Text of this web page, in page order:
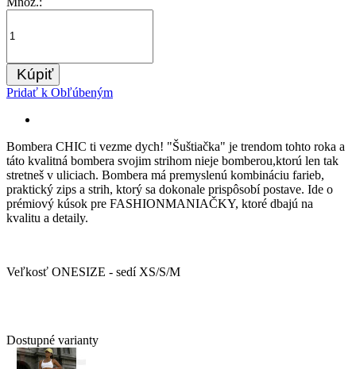
Kúpiť
Pridať k Obľúbeným
Bombera CHIC ti vezme dych! "Šuštiačka" je trendom tohto roka a
táto kvalitná bombera svojim strihom nieje bomberou,ktorú len tak
stretneš v uliciach. Bombera má premyslenú kombináciu farieb,
praktický zips a strih, ktorý sa dokonale prispôsobí postave. Ide o
prémiový kúsok pre FASHIONMANIAČKY, ktoré dbajú na
kvalitu a detaily.
Veľkosť ONESIZE - sedí XS/S/M
Dostupné varianty